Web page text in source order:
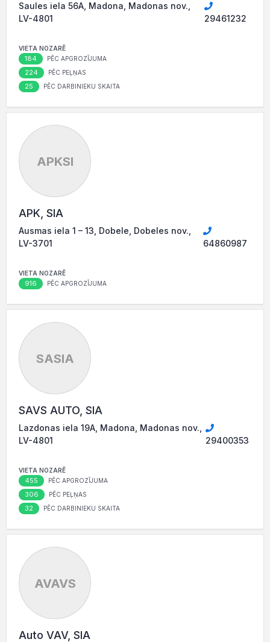
Saules iela 56A, Madona, Madonas nov.,
LV-4801
29461232
VIETA NOZARĒ
184 PĒC APGROZĪJUMA
224 PĒC PEĻŅAS
25 PĒC DARBINIEKU SKAITA
APKSI
APK, SIA
Ausmas iela 1 – 13, Dobele, Dobeles nov.,
LV-3701
64860987
VIETA NOZARĒ
916 PĒC APGROZĪJUMA
SASIA
SAVS AUTO, SIA
Lazdonas iela 19A, Madona, Madonas nov.,
LV-4801
29400353
VIETA NOZARĒ
455 PĒC APGROZĪJUMA
306 PĒC PEĻŅAS
32 PĒC DARBINIEKU SKAITA
AVAVS
Auto VAV, SIA